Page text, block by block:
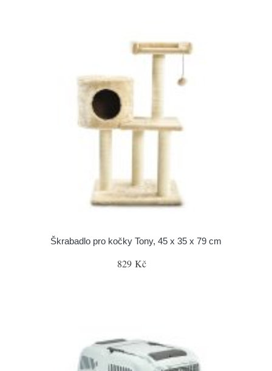
Škrabadlo pro kočky Tony, 45 x 35 x 79 cm
829 Kč